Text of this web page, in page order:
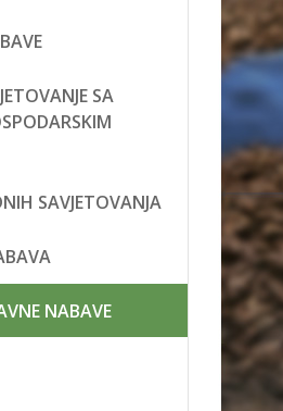
SA
SAVJETOVANJA
NABAVE